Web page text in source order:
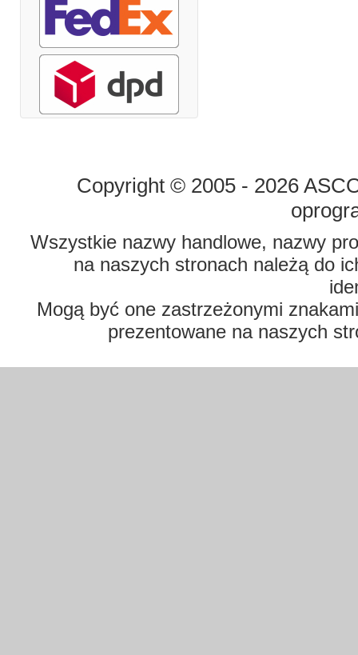
Copyright © 2005 - 2026
Wszystkie nazwy handlowe, nazwy
na naszych stronach należą do
Mogą być one zastrzeżonymi
prezentowane na naszych